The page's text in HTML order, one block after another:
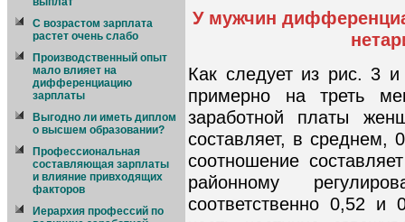
С возрастом зарплата
растет очень слабо
Производственный опыт
мало влияет на
дифференциацию
зарплаты
Выгодно ли иметь диплом
о высшем образовании?
Профессиональная
составляющая зарплаты
и влияние привходящих
факторов
Иерархия профессий по
У мужчин
Как следует из рис. 3
примерно на треть
заработной платы
составляет, в среднем,
соотношение
районному
соответственно 0,52 и